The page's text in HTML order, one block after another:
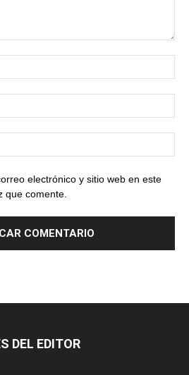
electrónico y sitio web en este
que comente.
DEL EDITOR